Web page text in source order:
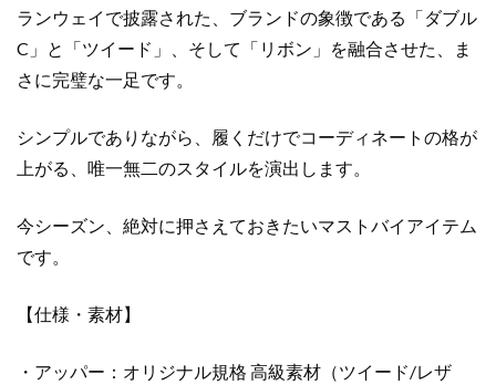
ー
個
ランウェイで披露された、ブランドの象徴である「ダブル
C」と「ツイード」、そして「リボン」を融合させた、ま
さに完璧な一足です。
シンプルでありながら、履くだけでコーディネートの格が
上がる、唯一無二のスタイルを演出します。
今シーズン、絶対に押さえておきたいマストバイアイテム
です。
【仕様・素材】
・アッパー：オリジナル規格 高級素材（ツイード/レザ